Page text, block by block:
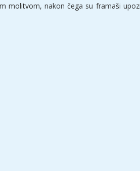
molitvom, nakon čega su framaši